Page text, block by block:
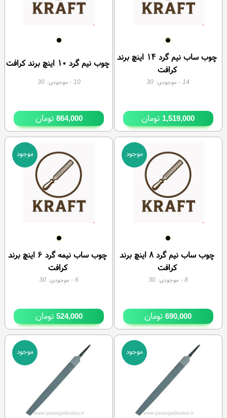
چوب ساب نیم گرد ۱۴ اینچ برند
کرافت
14- موجودی: 30
1,519,000 تومان
چوب نیم گرد ۱۰ اینچ برند کرافت
10 - موجودی:30
864,000 تومان
چوب ساب نیم گرد ۸ اینچ برند
کرافت
8 - موجودی:30
690,000تومان
موجود
چوب ساب نیمه گرد ۶ اینچ برند
کرافت
6- موجودی: 30
524,000 تومان
موجود
موجود موجود